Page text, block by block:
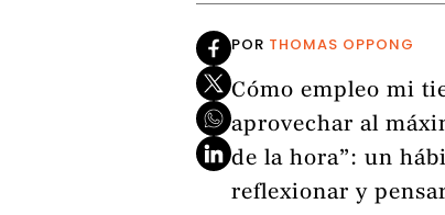
POR THOMAS OPPONG
Cómo empleo mi
aprovechar al
de la hora”: un
reflexionar y